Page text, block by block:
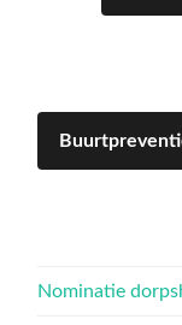
Nominatie